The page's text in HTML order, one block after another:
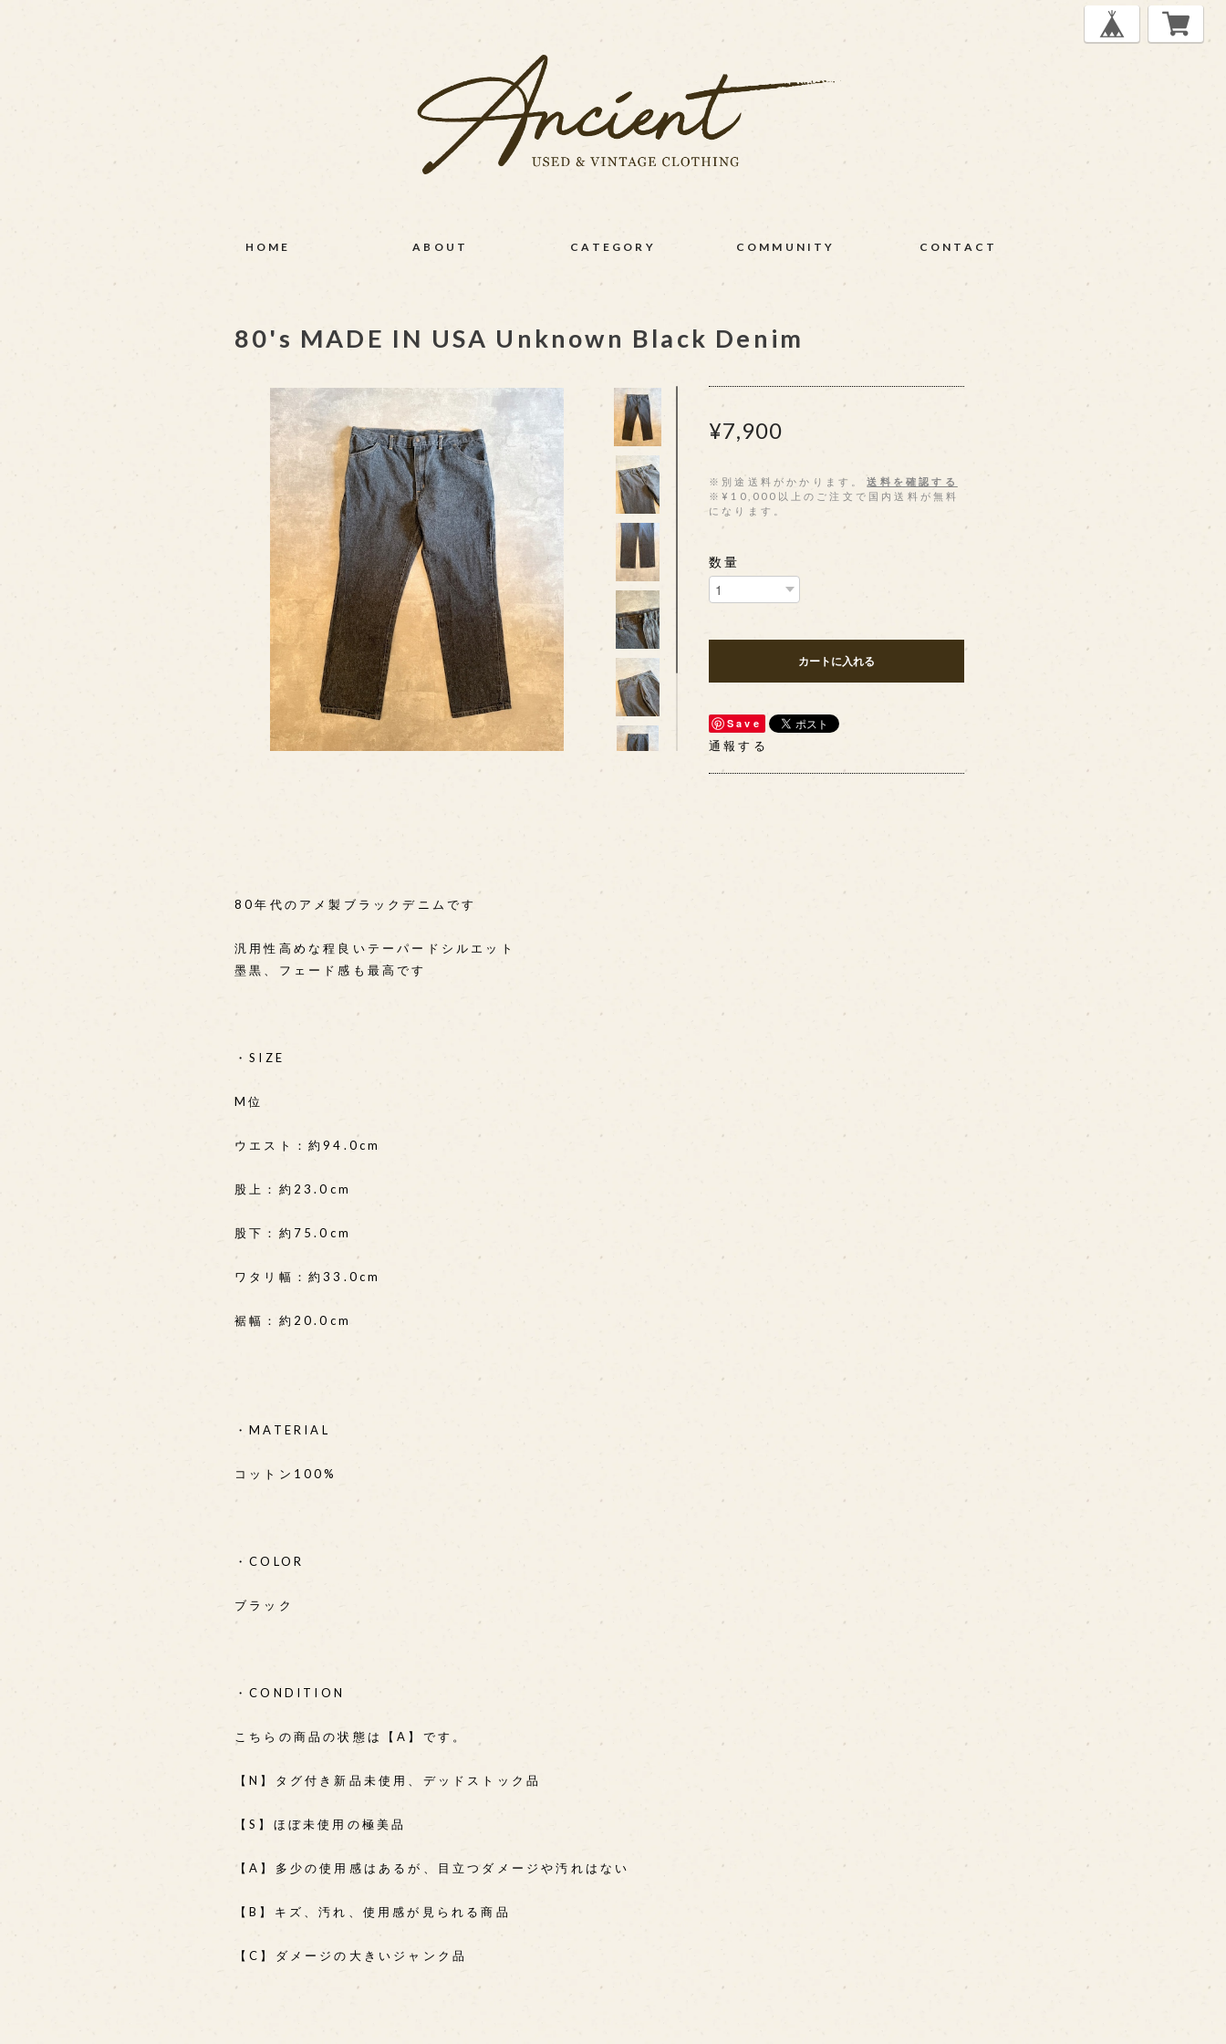
HOME ABOUT CATEGORY COMMUNITY CONTACT
80's MADE IN USA Unknown Black Denim
80年代のアメ製ブラックデニムです
汎用性高めな程良いテーパードシルエット
墨黒、フェード感も最高です ⠀ ⠀ ⠀
・SIZE
M位
ウエスト：約94.0cm
股上：約23.0cm
股下：約75.0cm
ワタリ幅：約33.0cm
裾幅：約20.0cm
・MATERIAL
コットン100%
・COLOR
ブラック
・CONDITION
こちらの商品の状態は【A】です。
【N】タグ付き新品未使用、デッドストック品
【S】ほぼ未使用の極美品
【A】多少の使用感はあるが、目立つダメージや汚れはない
【B】キズ、汚れ、使用感が見られる商品
【C】ダメージの大きいジャンク品
¥7,900
※別途送料がかかります。
送料を確認する
※¥10,000以上のご注文で国内送料が無料
になります。
数量
カートに入れる
Save
通報する